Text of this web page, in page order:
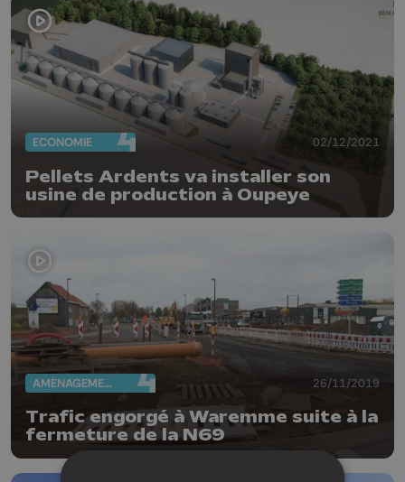
ECONOMIE 02/12/2021
Pellets Ardents va installer son
usine de production à Oupeye
AMÉNAGEMENT DU TERRITOIRE 26/11/2019
Trafic engorgé à Waremme suite à la
fermeture de la N69